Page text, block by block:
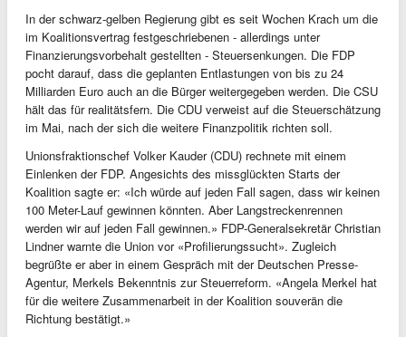
In der schwarz-gelben Regierung gibt es seit Wochen Krach um die
im Koalitionsvertrag festgeschriebenen - allerdings unter
Finanzierungsvorbehalt gestellten - Steuersenkungen. Die FDP
pocht darauf, dass die geplanten Entlastungen von bis zu 24
Milliarden Euro auch an die Bürger weitergegeben werden. Die CSU
hält das für realitätsfern. Die CDU verweist auf die Steuerschätzung
im Mai, nach der sich die weitere Finanzpolitik richten soll.
Unionsfraktionschef Volker Kauder (CDU) rechnete mit einem
Einlenken der FDP. Angesichts des missglückten Starts der
Koalition sagte er: «Ich würde auf jeden Fall sagen, dass wir keinen
100 Meter-Lauf gewinnen könnten. Aber Langstreckenrennen
werden wir auf jeden Fall gewinnen.» FDP-Generalsekretär Christian
Lindner warnte die Union vor «Profilierungssucht». Zugleich
begrüßte er aber in einem Gespräch mit der Deutschen Presse-
Agentur, Merkels Bekenntnis zur Steuerreform. «Angela Merkel hat
für die weitere Zusammenarbeit in der Koalition souverän die
Richtung bestätigt.»